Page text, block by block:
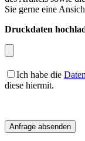
Sie gerne eine
Druckdaten
Ich habe die
diese hiermit.